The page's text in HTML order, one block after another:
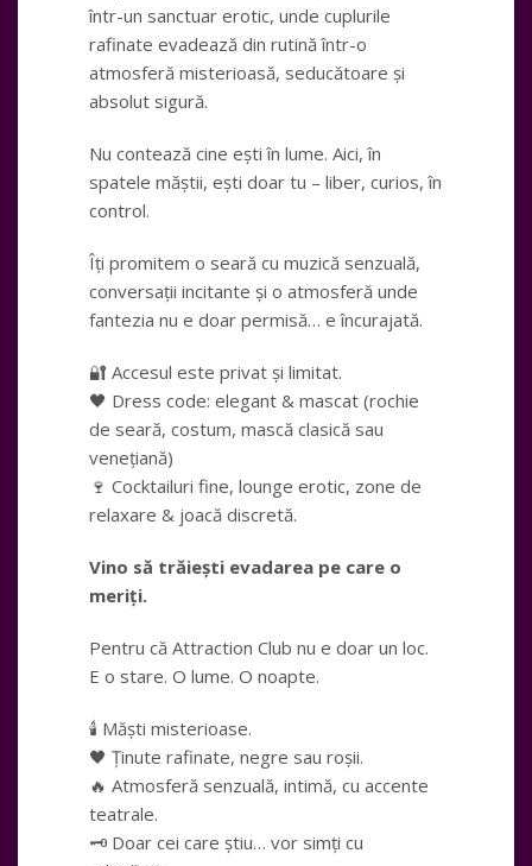
într-un sanctuar erotic, unde cuplurile
rafinate evadează din rutină într-o
atmosferă misterioasă, seducătoare și
absolut sigură.
Nu contează cine ești în lume. Aici, în
spatele măștii, ești doar tu – liber, curios, în
control.
Îți promitem o seară cu muzică senzuală,
conversații incitante și o atmosferă unde
fantezia nu e doar permisă… e încurajată.
🔐 Accesul este privat și limitat.
🖤 Dress code: elegant & mascat (rochie
de seară, costum, mască clasică sau
venețiană)
🍷 Cocktailuri fine, lounge erotic, zone de
relaxare & joacă discretă.
Vino să trăiești evadarea pe care o
meriți.
Pentru că Attraction Club nu e doar un loc.
E o stare. O lume. O noapte.
🕯️ Măști misterioase.
🖤 Ținute rafinate, negre sau roșii.
🔥 Atmosferă senzuală, intimă, cu accente
teatrale.
🗝️ Doar cei care știu… vor simți cu